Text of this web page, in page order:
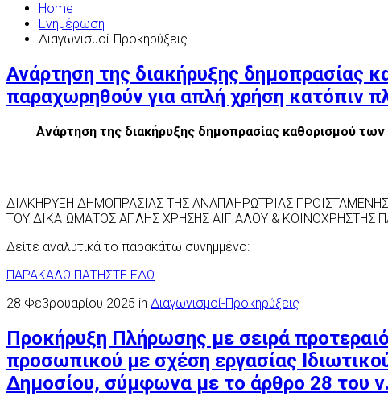
Home
Ενημέρωση
Διαγωνισμοί-Προκηρύξεις
Ανάρτηση της διακήρυξης δημοπρασίας
παραχωρηθούν για απλή χρήση κατόπιν
Ανάρτηση της διακήρυξης δημοπρασίας καθορισμού
ΔΙΑΚΗΡΥΞΗ ΔΗΜΟΠΡΑΣΙΑΣ ΤΗΣ ΑΝΑΠΛΗΡΩΤΡΙΑΣ
ΤΟΥ ΔΙΚΑΙΩΜΑΤΟΣ ΑΠΛΗΣ ΧΡΗΣΗΣ ΑΙΓΙΑΛΟΥ & ΚΟΙΝΟΧΡΗΣΤΗΣ
Δείτε αναλυτικά το παρακάτω συνημμένο:
ΠΑΡΑΚΑΛΩ ΠΑΤΗΣΤΕ ΕΔΩ
28 Φεβρουαρίου 2025 in Διαγωνισμοί-Προκηρύξεις
Προκήρυξη Πλήρωσης με σειρά
προσωπικού με σχέση εργασίας
Δημοσίου, σύμφωνα με το άρθρο 28 του